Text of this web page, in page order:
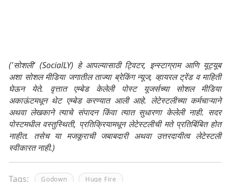
('सोशली' (SocialLY) हे आपल्यासाठी ट्विटर, इन्स्टाग्राम आणि यूट्यूब
अशा सोशल मीडिया जगातील ताज्या ब्रेकिंग न्यूज, व्हायरल ट्रेंड व माहिती
घेऊन येते. वृत्तात एम्बेड केलेली पोस्ट यूजर्सच्या सोशल मीडिया
अकाऊंटमधून थेट एम्बेड करण्यात आली आहे. लेटेस्टलीच्या कर्मचाऱ्याने
अथवा लेखकाने त्याचे संपादन किंवा त्यात सुधारणा केलेली नाही. सदर
पोस्टमधील वस्तुस्थिती, प्रतिक्रियामधून लेटेस्टलीची मते प्रतिबिंबित होत
नाहीत. तसेच या मजकूराची जबाबदारी अथवा उत्तरदायीत्व लेटेस्टली
स्वीकारत नाही.)
Tags: Godown Huge Fire